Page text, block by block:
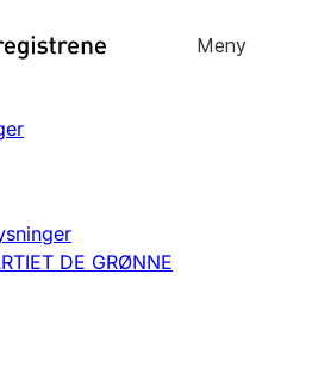
til
Meny
DE GRØNNE